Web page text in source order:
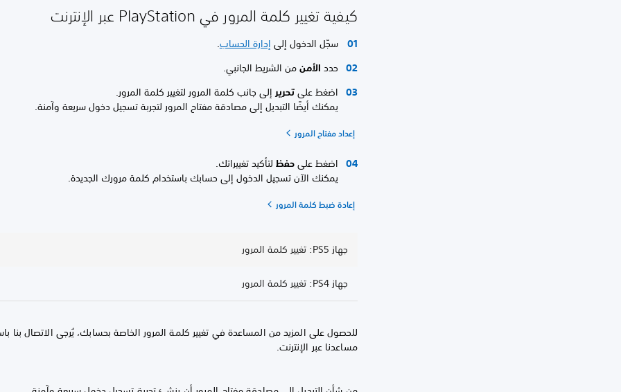
كيفية تغيير كلمة المرور في ‎ PlayStationعبر الإنترنت
سجّل الدخول إلى إدارة الحساب.
حدد الأمنمن الشريط الجانبي.
اضغط علىتحرير إلى جانب كلمة المرور لتغيير كلمة المرور.
يمكنك أيضًا التبديل إلى مصادقة مفتاح المرور لتجربة تسجيل دخول سريعة وآمنة.
إعداد مفتاح المرور
اضغط علىحفظ لتأكيد تغييراتك.
يمكنك الآن تسجيل الدخول إلى حسابك باستخدام كلمة مرورك الجديدة.
إعادة ضبط كلمة المرور
جهاز PS5: تغيير كلمة المرور
جهاز PS4: تغيير كلمة المرور
للحصول على المزيد من المساعدة في تغيير كلمة المرور الخاصة بحسابك، يُرجى الاتصال بنا
مساعدنا عبر الإنترنت.